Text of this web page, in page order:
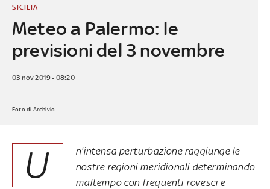
Meteo a Palermo: le
previsioni del 3 novembre
SICILIA
03 nov 2019 - 08:20
Foto di Archivio
U
n'intensa perturbazione raggiunge le
nostre regioni meridionali determinando
maltempo con frequenti rovesci e